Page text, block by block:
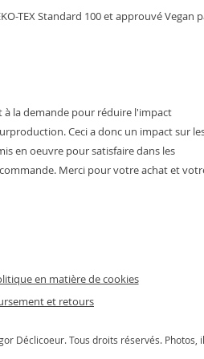
TEX Standard 100 et approuvé Vegan
à la demande pour réduire l'impact
Ceci a donc un impact sur
en oeuvre pour satisfaire dans les
Merci pour votre achat et
en matière de cookies
et retours
Déclicoeur. Tous droits réservés.